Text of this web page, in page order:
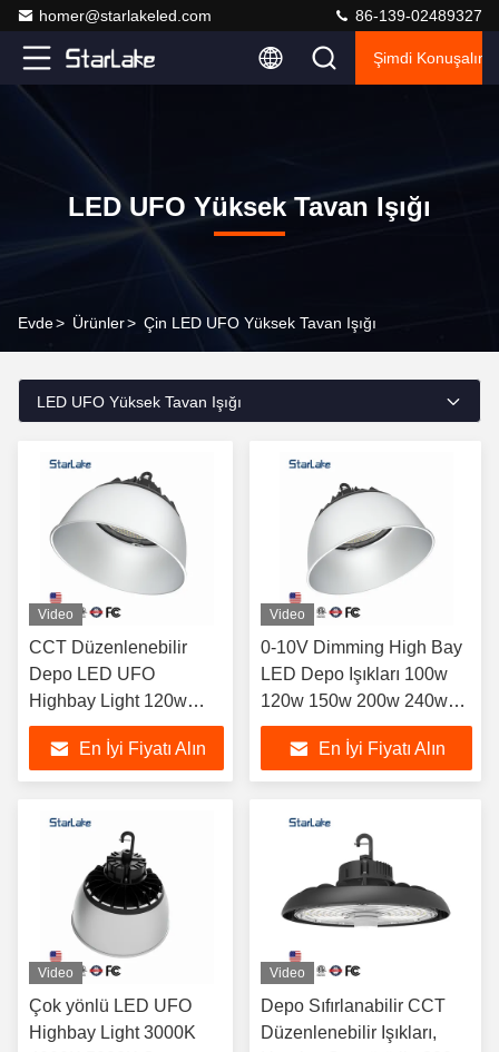
homer@starlakeled.com 86-139-02489327
Şimdi Konuşalım.
LED UFO Yüksek Tavan Işığı
Evde> Ürünler> Çin LED UFO Yüksek Tavan Işığı
LED UFO Yüksek Tavan Işığı
Video
CCT Düzenlenebilir
Depo LED UFO
Highbay Light 120w
150w 200w 240w
En İyi Fiyatı Alın
Video
0-10V Dimming High Bay
LED Depo Işıkları 100w
120w 150w 200w 240w
Düzenlenebilir
En İyi Fiyatı Alın
Video
Çok yönlü LED UFO
Highbay Light 3000K
Video
Depo Sıfırlanabilir CCT
Düzenlenebilir Işıkları,